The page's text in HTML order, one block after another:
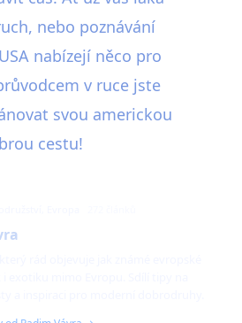
nebo poznávání
nabízejí něco pro
v ruce jste
svou americkou
cestu!